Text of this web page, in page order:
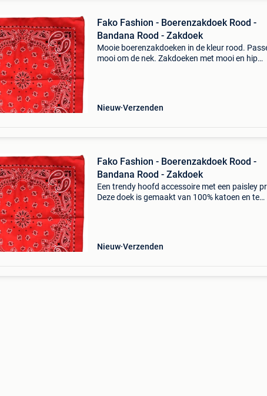
Fako Fashion - Boerenzakdoek Rood -
Bandana Rood - Zakdoek
Mooie boerenzakdoeken in de kleur rood.
mooi om de nek. Zakdoeken met mooi en hip
Nieuw Verzenden
Fako Fashion - Boerenzakdoek Rood -
Bandana Rood - Zakdoek
Een trendy hoofd accessoire met een paisley
Deze doek is gemaakt van 100% katoen en te
Nieuw Verzenden